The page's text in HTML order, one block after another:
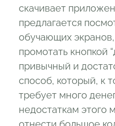
скачивает
предлагается
обучающих
промотать кнопкой
привычный и
способ, который, к
требует много
недостаткам этого